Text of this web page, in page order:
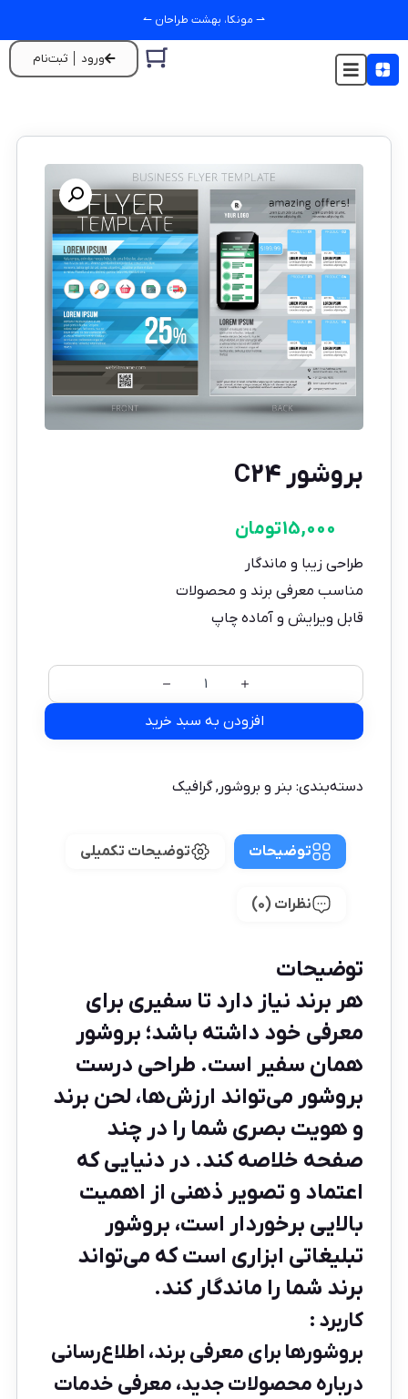
⇀ مونکا، بهشت طراحان ↼
ورود │ ثبت‌نام
بروشور C24
15,000تومان
طراحی زیبا و ماندگار
مناسب معرفی برند و محصولات
قابل ویرایش و آماده چاپ
افزودن به سبد خرید
دسته‌بندی: بنر و بروشور,گرافیک
توضیحات توضیحات تکمیلی
نظرات (0)
توضیحات
هر برند نیاز دارد تا سفیری برای
معرفی خود داشته باشد؛ بروشور
همان سفیر است. طراحی درست
بروشور می‌تواند ارزش‌ها، لحن برند
و هویت بصری شما را در چند
صفحه خلاصه کند. در دنیایی که
اعتماد و تصویر ذهنی از اهمیت
بالایی برخوردار است، بروشور
تبلیغاتی ابزاری است که می‌تواند
برند شما را ماندگار کند.
کاربرد :
بروشورها برای معرفی برند، اطلاع‌رسانی
درباره محصولات جدید، معرفی خدمات